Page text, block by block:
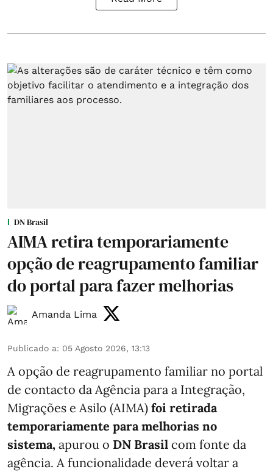
DN Brasil
AIMA retira temporariamente
opção de reagrupamento familiar
do portal para fazer melhorias
Amanda Lima
Publicado a: 05 Agosto 2026, 13:13
A opção de reagrupamento familiar no portal
de contacto da Agência para a Integração,
Migrações e Asilo (AIMA) foi retirada
temporariamente para melhorias no
sistema, apurou o DN Brasil com fonte da
agência. A funcionalidade deverá voltar a